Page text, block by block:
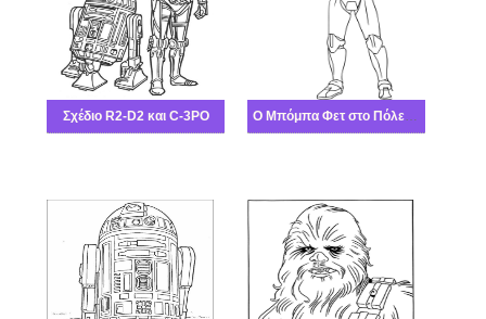
Σχέδιο R2-D2 και C-3PO Ο Μπόμπα Φετ στο Πόλεμος των άστρων